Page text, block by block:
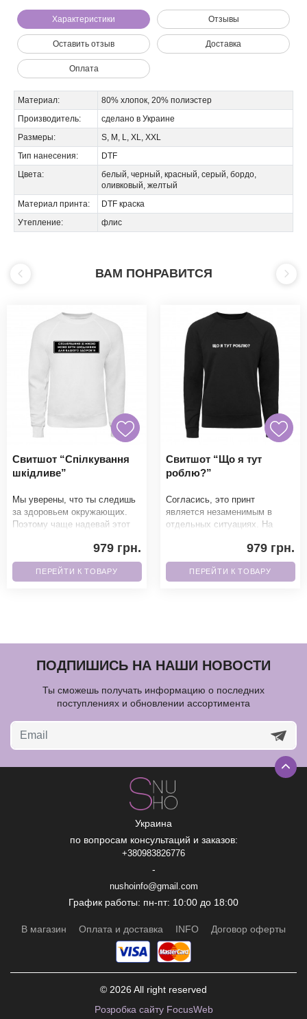
Характеристики Отзывы
Оставить отзыв Доставка
Оплата
Материал:
80% хлопок, 20% полиэстер
Производитель:
сделано в Украине
Размеры:
S, M, L, XL, XXL
Тип нанесения:
DTF
Цвета:
белый, черный, красный, серый, бордо,
оливковый, желтый
Материал принта:
DTF краска
Утепление:
флис
ВАМ ПОНРАВИТСЯ
Свитшот “Спілкування
шкідливе”
Мы уверены, что ты следишь
за здоровьем окружающих.
Поэтому чаще надевай этот
979 грн.
ПЕРЕЙТИ К ТОВАРУ
Свитшот “Що я тут
роблю?”
Согласись, это принт
является незаменимым в
отдельных ситуациях. На
обязательно надень. Б979 грн.
ПЕРЕЙТИ К ТОВАРУ
ПОДПИШИСЬ НА НАШИ НОВОСТИ
Ты сможешь получать информацию о последних
поступлениях и обновлении ассортимента
Украина
по вопросам консультаций и заказов:
+380983826776
-
nushoinfo@gmail.com
График работы: пн-пт: 10:00 до 18:00
В магазин Оплата и доставка INFO Договор оферты
© 2026 All right reserved
Рoзробка сайту FocusWeb
Мы позвоним вам на номер: